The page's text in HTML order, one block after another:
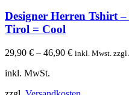
Designer Herren Tshirt
Tirol = Cool
29,90 € – 46,90 € inkl. Mwst. zzgl.
inkl. MwSt.